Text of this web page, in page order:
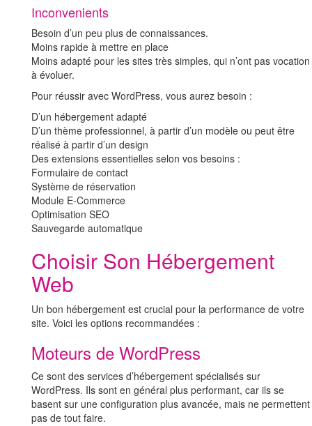
Inconvenients
Besoin d’un peu plus de connaissances.
Moins rapide à mettre en place
Moins adapté pour les sites très simples, qui n’ont pas vocation
à évoluer.
Pour réussir avec WordPress, vous aurez besoin :
D’un hébergement adapté
D’un thème professionnel, à partir d’un modèle ou peut être
réalisé à partir d’un design
Des extensions essentielles selon vos besoins :
Formulaire de contact
Système de réservation
Module E-Commerce
Optimisation SEO
Sauvegarde automatique
Choisir Son Hébergement
Web
Un bon hébergement est crucial pour la performance de votre
site. Voici les options recommandées :
Moteurs de WordPress
Ce sont des services d’hébergement spécialisés sur
WordPress. Ils sont en général plus performant, car ils se
basent sur une configuration plus avancée, mais ne permettent
pas de tout faire.